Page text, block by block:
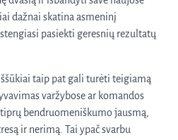
dažnai skatina asmeninį
pasiekti geresnių rezultatų
taip pat gali turėti teigiamą
varžybose ar komandos
bendruomeniškumo jausmą,
ir nerimą. Tai ypač svarbu